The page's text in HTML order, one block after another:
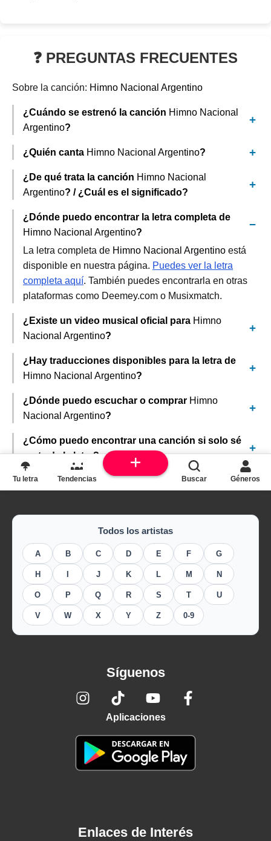
❓ PREGUNTAS FRECUENTES
Sobre la canción: Himno Nacional Argentino
¿Cuándo se estrenó la canción Himno Nacional
Argentino?
¿Quién canta Himno Nacional Argentino?
¿De qué trata la canción Himno Nacional
Argentino? / ¿Cuál es el significado?
¿Dónde puedo encontrar la letra completa de
Himno Nacional Argentino?
La letra completa de Himno Nacional Argentino está
disponible en nuestra página. Puedes ver la letra
completa aquí. También puedes encontrarla en otras
plataformas como Deemey.com o Musixmatch.
¿Existe un video musical oficial para Himno
Nacional Argentino?
¿Hay traducciones disponibles para la letra de
Himno Nacional Argentino?
¿Dónde puedo escuchar o comprar Himno
Nacional Argentino?
¿Cómo puedo encontrar una canción si solo sé
parte de la letra?
Todos los artistas
A B C D E F G
H J K L M N
O P Q R S T U
V W X Y Z 0-9
Síguenos
Aplicaciones
Enlaces de Interés
Tu letra Tendencias Buscar Géneros